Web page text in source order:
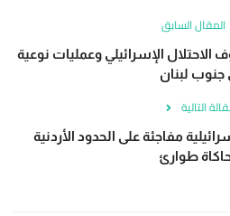
المقال السابق
في صفوف الاحتلال الإسرائيلي وعمليات نوعية
جنوب لبنان
التالية
مفاجئة على الحدود الأردنية
طوارئ